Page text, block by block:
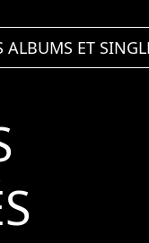
ALBUMS ET